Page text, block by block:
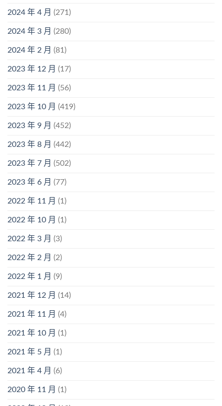
2024 年 4 月 (271)
2024 年 3 月 (280)
2024 年 2 月 (81)
2023 年 12 月 (17)
2023 年 11 月 (56)
2023 年 10 月 (419)
2023 年 9 月 (452)
2023 年 8 月 (442)
2023 年 7 月 (502)
2023 年 6 月 (77)
2022 年 11 月 (1)
2022 年 10 月 (1)
2022 年 3 月 (3)
2022 年 2 月 (2)
2022 年 1 月 (9)
2021 年 12 月 (14)
2021 年 11 月 (4)
2021 年 10 月 (1)
2021 年 5 月 (1)
2021 年 4 月 (6)
2020 年 11 月 (1)